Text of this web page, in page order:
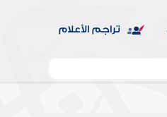
تراجم الأعلام